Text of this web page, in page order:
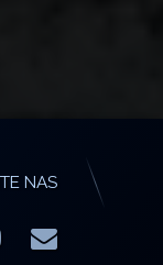
NAS
E-mail